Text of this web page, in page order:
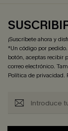
¡Suscríbete ahora y
*Un código por
botón, aceptas recibir
correo electrónico.
Política de privacidad.